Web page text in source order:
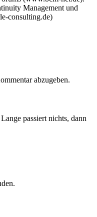
Management und
consulting.de)
abzugeben.
passiert nichts, dann